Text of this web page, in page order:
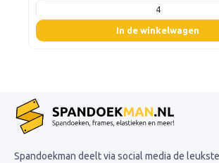
In de winkelwagen
Spandoekman deelt via social media de